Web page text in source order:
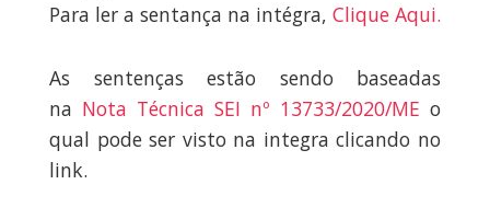
Para ler a sentança na intégra, Clique Aqui.
As sentenças estão sendo baseadas
na Nota Técnica SEI nº 13733/2020/ME o
qual pode ser visto na integra clicando no
link.